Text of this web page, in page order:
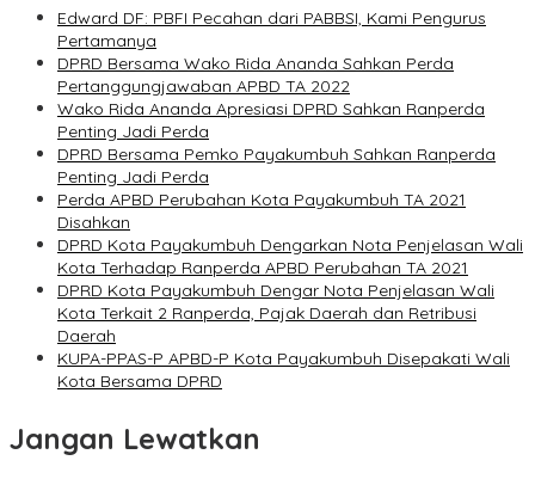
Edward DF: PBFI Pecahan dari PABBSI, Kami Pengurus
Pertamanya
DPRD Bersama Wako Rida Ananda Sahkan Perda
Pertanggungjawaban APBD TA 2022
Wako Rida Ananda Apresiasi DPRD Sahkan Ranperda
Penting Jadi Perda
DPRD Bersama Pemko Payakumbuh Sahkan Ranperda
Penting Jadi Perda
Perda APBD Perubahan Kota Payakumbuh TA 2021
Disahkan
DPRD Kota Payakumbuh Dengarkan Nota Penjelasan Wali
Kota Terhadap Ranperda APBD Perubahan TA 2021
DPRD Kota Payakumbuh Dengar Nota Penjelasan Wali
Kota Terkait 2 Ranperda, Pajak Daerah dan Retribusi
Daerah
KUPA-PPAS-P APBD-P Kota Payakumbuh Disepakati Wali
Kota Bersama DPRD
Jangan Lewatkan